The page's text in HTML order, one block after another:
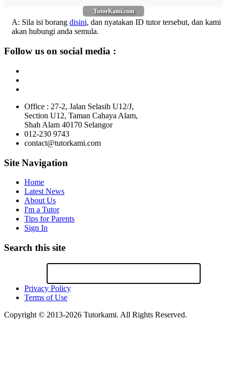
TutorKami.com
A: Sila isi borang disini, dan nyatakan ID tutor tersebut, dan kami
akan hubungi anda semula.
Follow us on social media :
Office : 27-2, Jalan Selasih U12/J,
Section U12, Taman Cahaya Alam,
Shah Alam 40170 Selangor
012-230 9743
contact@tutorkami.com
Site Navigation
Home
Latest News
About Us
I'm a Tutor
Tips for Parents
Sign In
Search this site
Privacy Policy
Terms of Use
Copyright © 2013-2026 Tutorkami. All Rights Reserved.